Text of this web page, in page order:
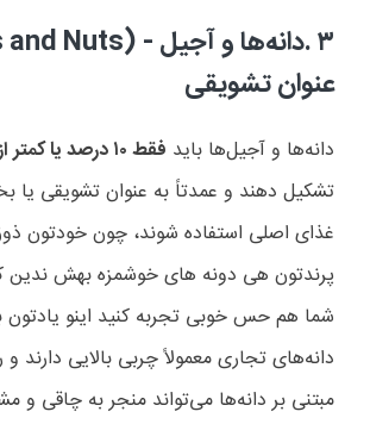
۳.دانه‌ها و آجیلand Nuts) -
عنوان تشویقی
دانه‌ها و آجیل‌ها باید فقط۱۰درصد یا کمتر
تشکیل دهند و عمدتاً به عنوان تشویقی
غذای اصلی استفاده شوند، چون خودتون
پرندتون هی دونه های خوشمزه بهش ندین
شما هم حس خوبی تجربه کنید اینو یادتون
دانه‌های تجاری معمولاً چربی بالایی دارند و
مبتنی بر دانه‌ها می‌تواند منجر به چاقی و